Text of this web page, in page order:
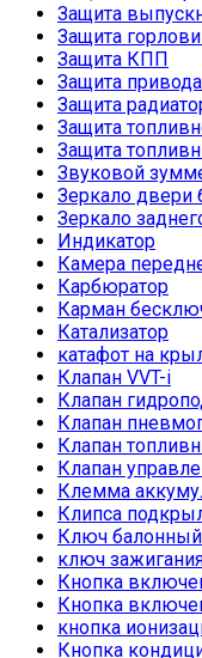
Защита
Защита
Защита КПП
Защита привода
Защита
Защита
Защита
Звуковой
Зеркало двери
Зеркало
Индикатор
Камера
Карбюратор
Карман
Катализатор
катафот на
Клапан VVT-i
Клапан
Клапан
Клапан
Клапан
Клемма
Клипса
Ключ балонный
ключ
Кнопка
Кнопка
кнопка
Кнопка